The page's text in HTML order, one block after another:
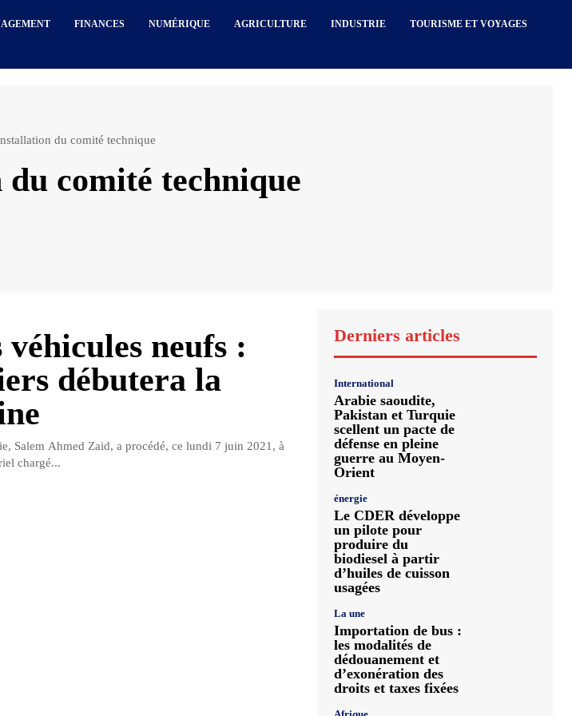
FINANCES NUMÉRIQUE AGRICULTURE INDUSTRIE TOURISME ET VOYAGES
du comité technique
comité technique
neufs :
débutera la
Salem Ahmed Zaid, a procédé, ce lundi 7 juin 2021, à
chargé...
Derniers articles
International
Arabie saoudite,
Pakistan et Turquie
scellent un pacte de
défense en pleine
guerre au Moyen-
Orient
énergie
Le CDER développe
un pilote pour
produire du
biodiesel à partir
d’huiles de cuisson
usagées
La une
Importation de bus :
les modalités de
dédouanement et
d’exonération des
droits et taxes fixées